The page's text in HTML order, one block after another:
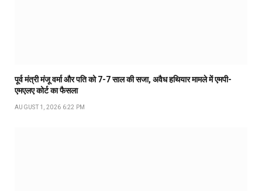
पूर्व मंत्री मंजू वर्मा और पति को 7-7 साल की सजा, अवैध हथियार मामले में एमपी-
एमएलए कोर्ट का फैसला
AUGUST 1, 2026 6:22 PM